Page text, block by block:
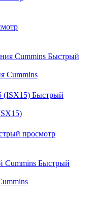
Быстрый
Cummins
Быстрый
просмотр
Быстрый